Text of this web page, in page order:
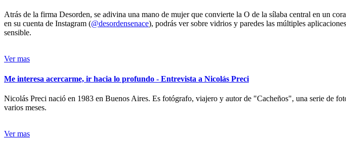
Atrás de la firma Desorden, se adivina una mano de mujer que convierte la O de la sílaba central en un
en su cuenta de Instagram (@desordensenace), podrás ver sobre vidrios y paredes las múltiples
sensible.
Ver mas
Me interesa acercarme, ir hacia lo profundo - Entrevista a Nicolás Preci
Nicolás Preci nació en 1983 en Buenos Aires. Es fotógrafo, viajero y autor de "Cacheños", una serie de
varios meses.
Ver mas